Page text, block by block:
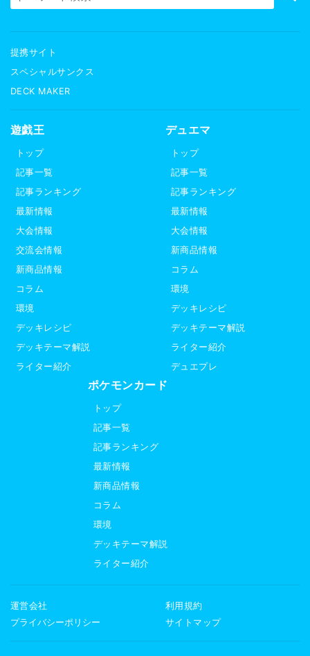
提携サイト
スペシャルサンクス
DECK MAKER
遊戯王
トップ
記事一覧
記事ランキング
最新情報
大会情報
交流会情報
新商品情報
コラム
環境
デッキレシピ
デッキテーマ解説
ライター紹介
デュエマ
トップ
記事一覧
記事ランキング
最新情報
大会情報
新商品情報
コラム
環境
デッキレシピ
デッキテーマ解説
ライター紹介
デュエプレ
ポケモンカード
トップ
記事一覧
記事ランキング
最新情報
新商品情報
コラム
環境
デッキテーマ解説
ライター紹介
運営会社
利用規約
プライバシーポリシー
サイトマップ